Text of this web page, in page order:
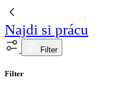
Najdi si prácu
Filter
Filter